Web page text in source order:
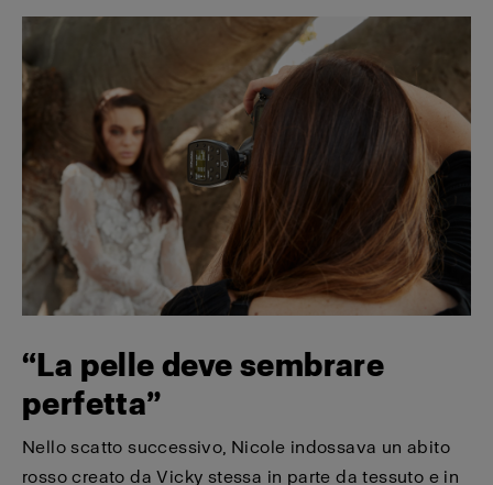
“La pelle deve sembrare
perfetta”
Nello scatto successivo, Nicole indossava un abito
rosso creato da Vicky stessa in parte da tessuto e in